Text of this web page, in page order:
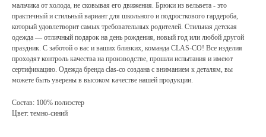
мальчика от холода, не сковывая его движения. Брюки из вельвета - это
практичный и стильный вариант для школьного и подросткового гардероба,
который удовлетворит самых требовательных родителей. Стильная детская
одежда — отличный подарок на день рождения, новый год или любой другой
праздник. С заботой о вас и ваших близких, команда CLAS-CO! Все изделия
проходят контроль качества на производстве, прошли испытания и имеют
сертификацию. Одежда бренда clas-co создана с вниманием к деталям, вы
можете быть уверены в высоком качестве нашей продукции.
Состав: 100% полиэстер
Цвет: темно-синий